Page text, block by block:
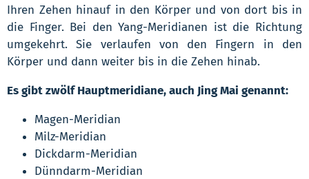
Ihren Zehen hinauf in den Körper und von dort bis in
die Finger. Bei den Yang-Meridianen ist die Richtung
umgekehrt. Sie verlaufen von den Fingern in den
Körper und dann weiter bis in die Zehen hinab.
Es gibt zwölf Hauptmeridiane, auch Jing Mai genannt:
Magen-Meridian
Milz-Meridian
Dickdarm-Meridian
Dünndarm-Meridian